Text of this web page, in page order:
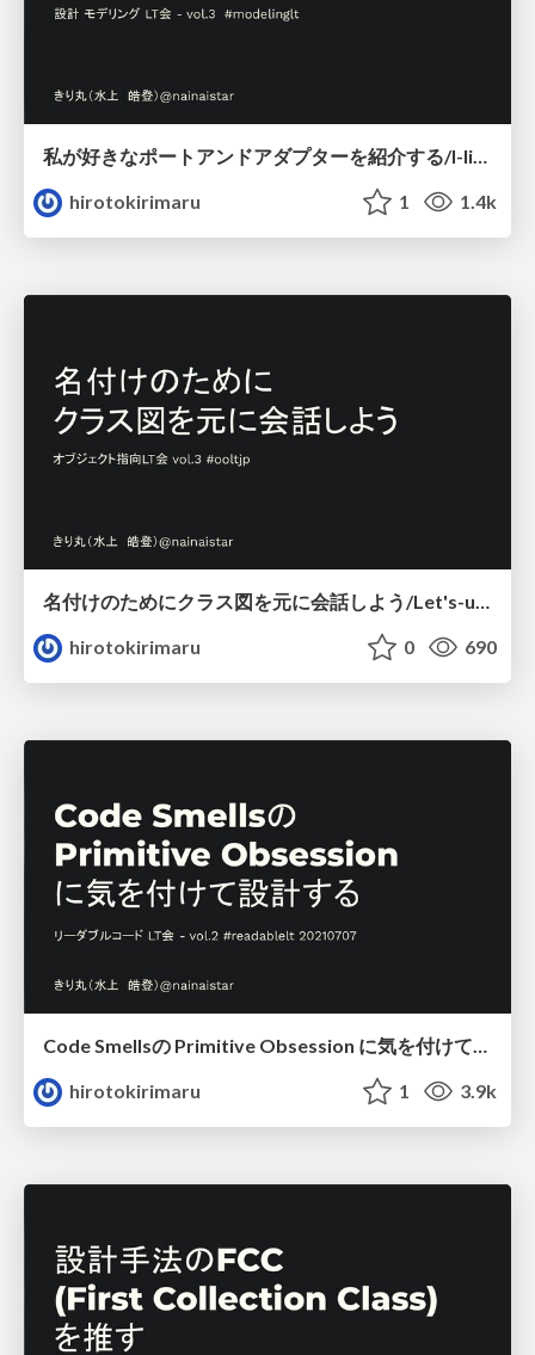
私が好きなポートアンドアダプターを紹介する/I-like-hexagonal-architecture.pdf
hirotokirimaru
1 1.4k
hirotokirimaru
0 690
Code Smellsの Primitive Obsession に気を付けて設計する/Designing-with-Code-Smells-Primitive-Obsession
hirotokirimaru
1 3.9k